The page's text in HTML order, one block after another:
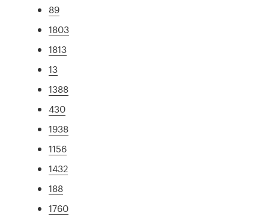
89
1803
1813
13
1388
430
1938
1156
1432
188
1760